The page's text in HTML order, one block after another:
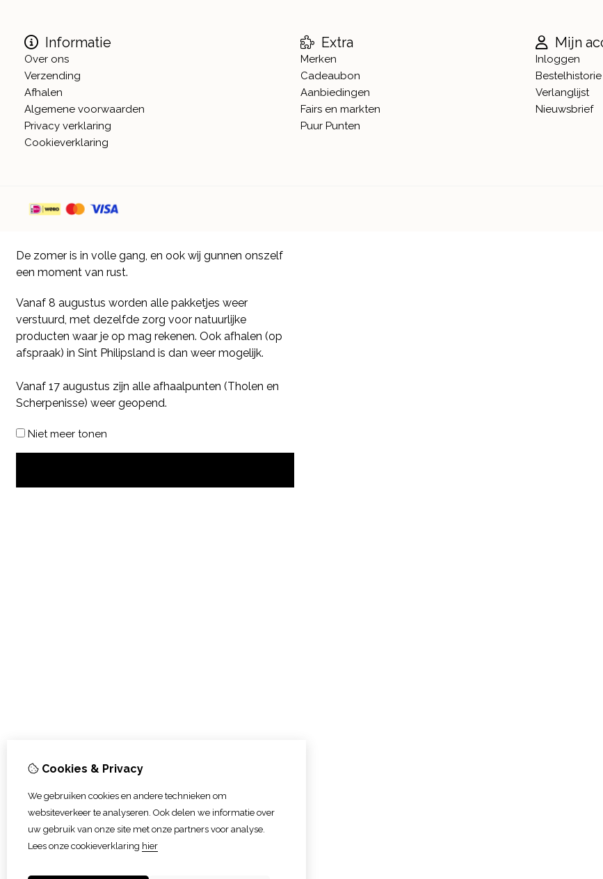
Informatie
Over ons
Verzending
Afhalen
Algemene voorwaarden
Privacy verklaring
Cookieverklaring
Extra
Merken
Cadeaubon
Aanbiedingen
Fairs en markten
Puur Punten
Mijn
Inloggen
Bestelhistorie
Verlanglijst
Nieuwsbrief
Cookies & Privacy
We gebruiken cookies en andere technieken om
websiteverkeer te analyseren. Ook delen we informatie over
uw gebruik van onze site met onze partners voor analyse.
Lees onze cookieverklaring hier
De zomer is in volle gang, en ook wij gunnen onszelf
een moment van rust.
Vanaf 8 augustus worden alle pakketjes weer
verstuurd, met dezelfde zorg voor natuurlijke
producten waar je op mag rekenen. Ook afhalen (op
afspraak) in Sint Philipsland is dan weer mogelijk.
Vanaf 17 augustus zijn alle afhaalpunten (Tholen en
Scherpenisse) weer geopend.
Niet meer tonen